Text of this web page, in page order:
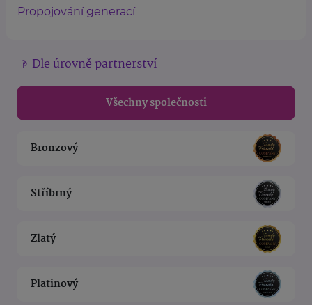
Propojování generací
Dle úrovně partnerství
Všechny společnosti
Bronzový
Stříbrný
Zlatý
Platinový